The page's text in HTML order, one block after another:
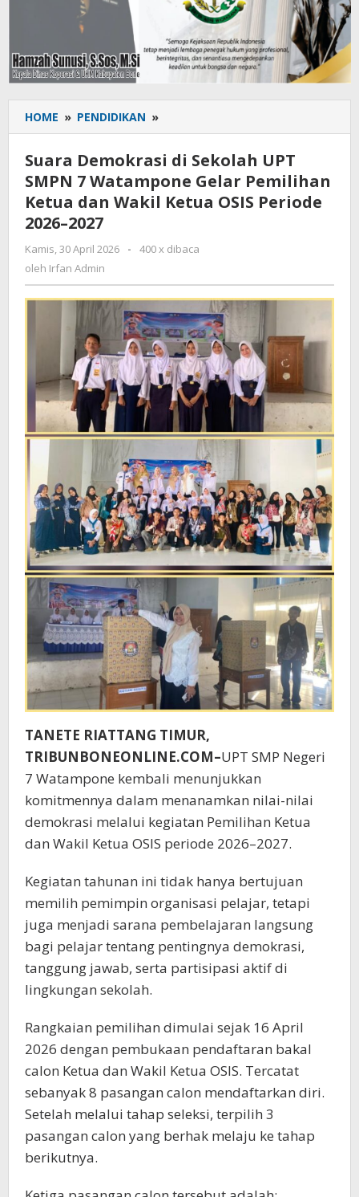
HOME » PENDIDIKAN »
Demokrasi
di
Sekolah
UPT
SMPN
Gelar
Ketua
dan
Wakil
Ketua
OSIS
Periode
2026–
2027
Suara Demokrasi di Sekolah UPT
SMPN 7 Watampone Gelar Pemilihan
Ketua dan Wakil Ketua OSIS Periode
2026–2027
Kamis, 30 April 2026
oleh
-
400 x dibaca
oleh Irfan Admin
TANETE RIATTANG TIMUR,
TRIBUNBONEONLINE.COM–UPT SMP Negeri
7 Watampone kembali menunjukkan
komitmennya dalam menanamkan nilai-nilai
demokrasi melalui kegiatan Pemilihan Ketua
dan Wakil Ketua OSIS periode 2026–2027.
Kegiatan tahunan ini tidak hanya bertujuan
memilih pemimpin organisasi pelajar, tetapi
juga menjadi sarana pembelajaran langsung
bagi pelajar tentang pentingnya demokrasi,
tanggung jawab, serta partisipasi aktif di
lingkungan sekolah.
Rangkaian pemilihan dimulai sejak 16 April
2026 dengan pembukaan pendaftaran bakal
calon Ketua dan Wakil Ketua OSIS. Tercatat
sebanyak 8 pasangan calon mendaftarkan diri.
Setelah melalui tahap seleksi, terpilih 3
pasangan calon yang berhak melaju ke tahap
berikutnya.